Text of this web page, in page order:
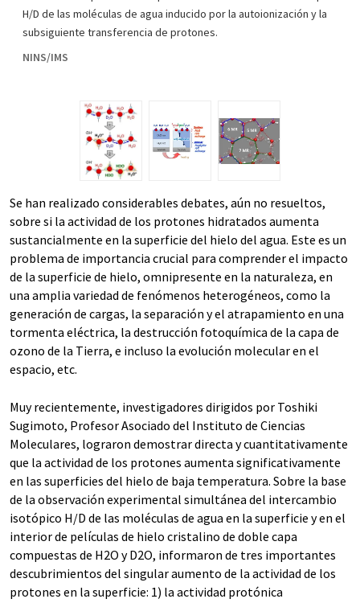
H/D de las moléculas de agua inducido por la autoionización y la
subsiguiente transferencia de protones.
NINS/IMS
Se han realizado considerables debates, aún no resueltos,
sobre si la actividad de los protones hidratados aumenta
sustancialmente en la superficie del hielo del agua. Este es un
problema de importancia crucial para comprender el impacto
de la superficie de hielo, omnipresente en la naturaleza, en
una amplia variedad de fenómenos heterogéneos, como la
generación de cargas, la separación y el atrapamiento en una
tormenta eléctrica, la destrucción fotoquímica de la capa de
ozono de la Tierra, e incluso la evolución molecular en el
espacio, etc.
Muy recientemente, investigadores dirigidos por Toshiki
Sugimoto, Profesor Asociado del Instituto de Ciencias
Moleculares, lograron demostrar directa y cuantitativamente
que la actividad de los protones aumenta significativamente
en las superficies del hielo de baja temperatura. Sobre la base
de la observación experimental simultánea del intercambio
isotópico H/D de las moléculas de agua en la superficie y en el
interior de películas de hielo cristalino de doble capa
compuestas de H2O y D2O, informaron de tres importantes
descubrimientos del singular aumento de la actividad de los
protones en la superficie: 1) la actividad protónica